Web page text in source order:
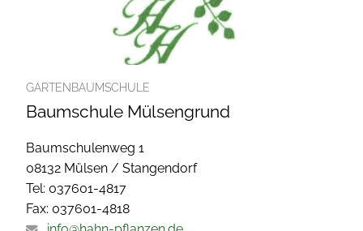
GARTENBAUMSCHULE
Baumschule Mülsengrund
Baumschulenweg 1
08132 Mülsen / Stangendorf
Tel: 037601-4817
Fax: 037601-4818